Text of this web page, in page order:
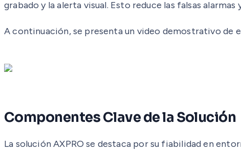
grabado y la alerta visual. Esto reduce las falsas
A continuación, se presenta un video demostrativo de
Componentes Clave de la Solución
La solución AXPRO se destaca por su fiabilidad en